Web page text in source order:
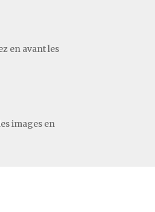
en avant les
images en